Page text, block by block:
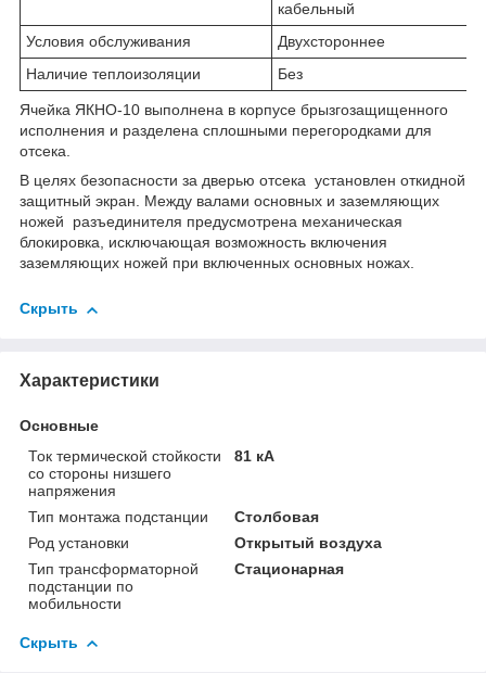
кабельный
Условия обслуживания
Двухстороннее
Наличие теплоизоляции
Без
Ячейка ЯКНО-10 выполнена в корпусе брызгозащищенного
исполнения и разделена сплошными перегородками для
отсека.
В целях безопасности за дверью отсека установлен откидной
защитный экран. Между валами основных и заземляющих
ножей разъединителя предусмотрена механическая
блокировка, исключающая возможность включения
заземляющих ножей при включенных основных ножах.
Скрыть
Характеристики
Основные
Ток термической стойкости
со стороны низшего
напряжения
81 кА
Тип монтажа подстанции
Столбовая
Род установки
Открытый воздуха
Тип трансформаторной
подстанции по
мобильности
Стационарная
Скрыть